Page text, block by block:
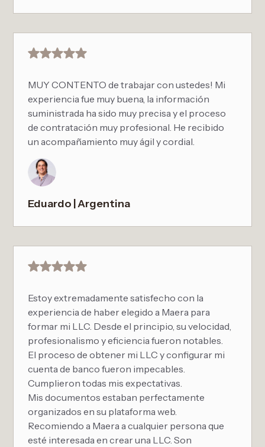
MUY CONTENTO de trabajar con ustedes! Mi
experiencia fue muy buena, la información
suministrada ha sido muy precisa y el proceso
de contratación muy profesional. He recibido
un acompañamiento muy ágil y cordial.
Eduardo | Argentina
Estoy extremadamente satisfecho con la
experiencia de haber elegido a Maera para
formar mi LLC. Desde el principio, su velocidad,
profesionalismo y eficiencia fueron notables.
El proceso de obtener mi LLC y configurar mi
cuenta de banco fueron impecables.
Cumplieron todas mis expectativas.
Mis documentos estaban perfectamente
organizados en su plataforma web.
Recomiendo a Maera a cualquier persona que
esté interesada en crear una LLC. Son